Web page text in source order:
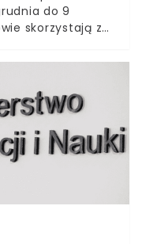
do 9
skorzystają z
Mimo to
pozytywnie.
właśnie
w polskich
Coraz więcej
lub